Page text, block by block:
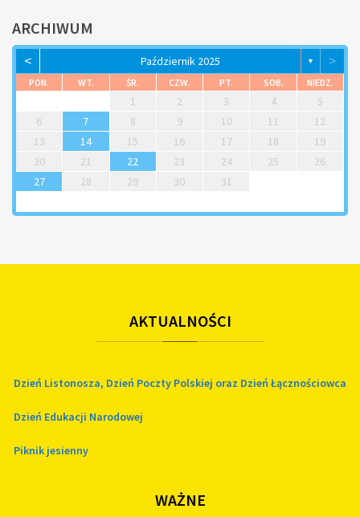
ARCHIWUM
< Październik 2025 ▼ >
PON. WT. ŚR. CZW. PT. SOB. NIEDZ.
1 2 3 4
5
6
7 8 9 10 11
12
13
14 15 16 17 18
19
20
21 22 23 24 25
26
27
28 29 30 31
AKTUALNOŚCI
Dzień Listonosza, Dzień Poczty Polskiej oraz Dzień Łącznościowca
Dzień Edukacji Narodowej
Piknik jesienny
WAŻNE